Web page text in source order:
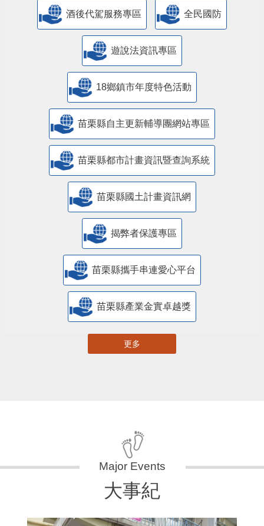
酒後代駕服務專區 全民國防
遊說法資訊專區
18鄉鎮市年度特色活動
苗栗縣自主更新輔導團網站專區
苗栗縣都市計畫資訊暨查詢系統
苗栗縣國土計畫資訊網
揭弊者保護專區
苗栗縣攜手串連愛心平台
苗栗縣產業金實卓越獎
更多
大事紀